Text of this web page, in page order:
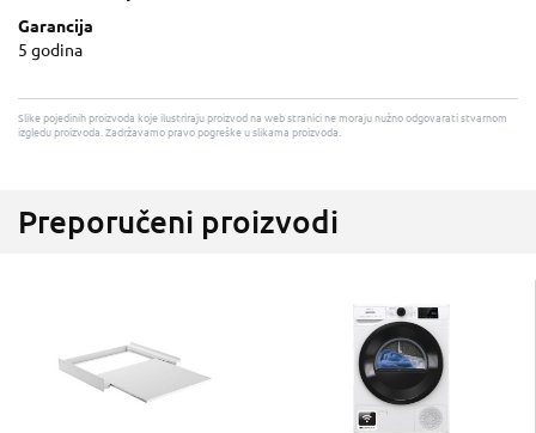
Garancija
5 godina
Slike pojedinih proizvoda koje ilustriraju proizvod na web stranici ne moraju nužno odgovarati stvarnom
izgledu proizvoda. Zadržavamo pravo pogreške u slikama proizvoda.
Preporučeni proizvodi